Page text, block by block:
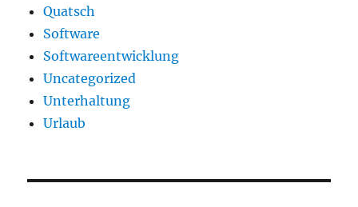
Quatsch
Software
Softwareentwicklung
Uncategorized
Unterhaltung
Urlaub